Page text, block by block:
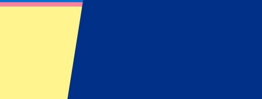
FC Internazionale Milano vs Kairat